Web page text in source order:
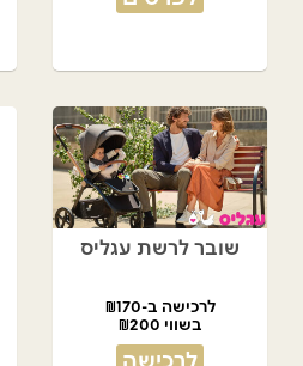
שובר לרשת עגליס
לרכישה ב-₪170
בשווי ₪200